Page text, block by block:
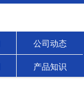
公司动态
产品知识